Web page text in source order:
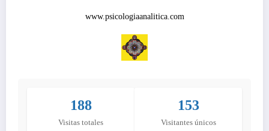
www.psicologiaanalitica.com
188
Visitas totales
153
Visitantes únicos